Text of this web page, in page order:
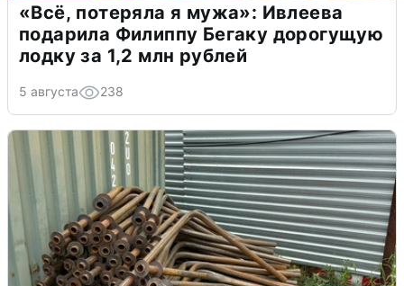
«Всё, потеряла я мужа»: Ивлеева
подарила Филиппу Бегаку дорогущую
лодку за 1,2 млн рублей
5 августа 238